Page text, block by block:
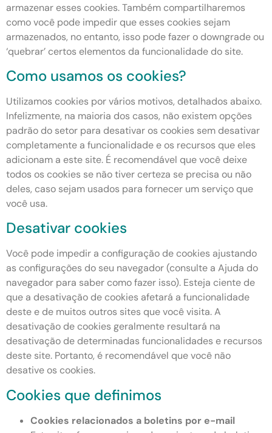
armazenar esses cookies. Também compartilharemos
como você pode impedir que esses cookies sejam
armazenados, no entanto, isso pode fazer o downgrade ou
‘quebrar’ certos elementos da funcionalidade do site.
Como usamos os cookies?
Utilizamos cookies por vários motivos, detalhados abaixo.
Infelizmente, na maioria dos casos, não existem opções
padrão do setor para desativar os cookies sem desativar
completamente a funcionalidade e os recursos que eles
adicionam a este site. É recomendável que você deixe
todos os cookies se não tiver certeza se precisa ou não
deles, caso sejam usados ​​para fornecer um serviço que
você usa.
Desativar cookies
Você pode impedir a configuração de cookies ajustando
as configurações do seu navegador (consulte a Ajuda do
navegador para saber como fazer isso). Esteja ciente de
que a desativação de cookies afetará a funcionalidade
deste e de muitos outros sites que você visita. A
desativação de cookies geralmente resultará na
desativação de determinadas funcionalidades e recursos
deste site. Portanto, é recomendável que você não
desative os cookies.
Cookies que definimos
Cookies relacionados a boletins por e-mail